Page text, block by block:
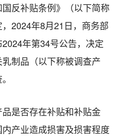
反补贴条例》（以下简称
，2024年8月21日，商务部
2024年第34号公告，决定
制品（以下称被调查产
是否存在补贴和补贴金
产业造成损害及损害程度